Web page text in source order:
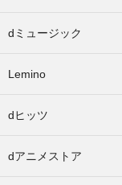
dミュージック
Lemino
dヒッツ
dアニメストア